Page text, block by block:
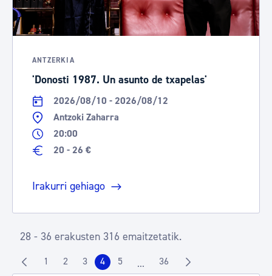
ANTZERKIA
'Donosti 1987. Un asunto de txapelas'
2026/08/10 - 2026/08/12
Antzoki Zaharra
20:00
20 - 26 €
Irakurri gehiago
28 - 36 erakusten 316 emaitzetatik.
Orrialdea
1 Orrialdea
2 Orrialdea
3 Orrialdea
4 Orrialdea
5 ...Intermediate Pages Use TAB to
Orrialdea
36